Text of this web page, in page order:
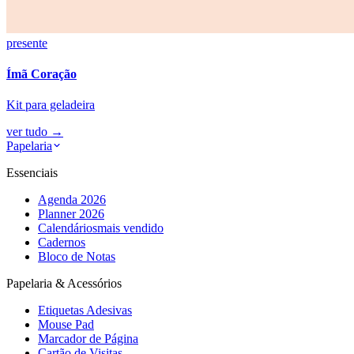
presente
Ímã Coração
Kit para geladeira
ver tudo →
Papelaria
Essenciais
Agenda 2026
Planner 2026
Calendáriosmais vendido
Cadernos
Bloco de Notas
Papelaria & Acessórios
Etiquetas Adesivas
Mouse Pad
Marcador de Página